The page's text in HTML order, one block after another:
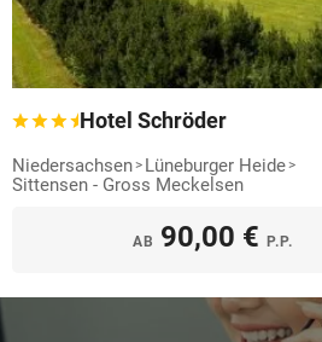
Hotel Schröder
Niedersachsen
Lüneburger Heide
Sittensen - Gross Meckelsen
AB 90,00 € P.P.